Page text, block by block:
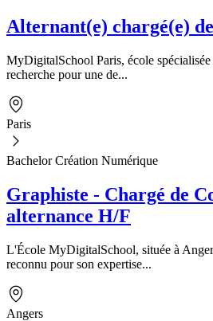
Alternant(e) chargé(e)
MyDigitalSchool Paris, école
recherche pour une de...
Paris
Bachelor Création Numérique
Graphiste - Chargé de
alternance H/F
L'École MyDigitalSchool, située à
reconnu pour son expertise...
Angers